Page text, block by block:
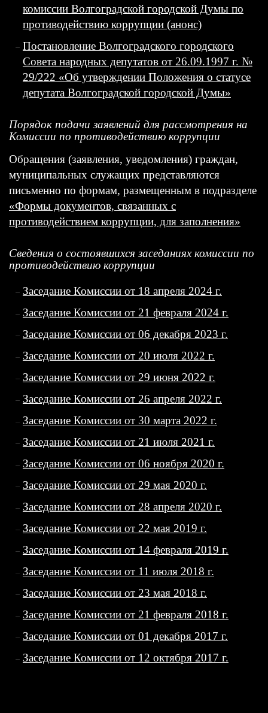
комиссии Волгоградской городской Думы по
противодействию коррупции (анонс)
Постановление Волгоградского городского
Совета народных депутатов от 26.09.1997 г. №
29/222 «Об утверждении Положения о статусе
депутата Волгоградской городской Думы»
Порядок подачи заявлений для рассмотрения на
Комиссии по противодействию коррупции
Обращения (заявления, уведомления) граждан,
муниципальных служащих представляются
письменно по формам, размещенным в подразделе
«Формы документов, связанных с
противодействием коррупции, для заполнения»
Сведения о состоявшихся заседаниях комиссии по
противодействию коррупции
Заседание Комиссии от 18 апреля 2024 г.
Заседание Комиссии от 21 февраля 2024 г.
Заседание Комиссии от 06 декабря 2023 г.
Заседание Комиссии от 20 июля 2022 г.
Заседание Комиссии от 29 июня 2022 г.
Заседание Комиссии от 26 апреля 2022 г.
Заседание Комиссии от 30 марта 2022 г.
Заседание Комиссии от 21 июля 2021 г.
Заседание Комиссии от 06 ноября 2020 г.
Заседание Комиссии от 29 мая 2020 г.
Заседание Комиссии от 28 апреля 2020 г.
Заседание Комиссии от 22 мая 2019 г.
Заседание Комиссии от 14 февраля 2019 г.
Заседание Комиссии от 11 июля 2018 г.
Заседание Комиссии от 23 мая 2018 г.
Заседание Комиссии от 21 февраля 2018 г.
Заседание Комиссии от 01 декабря 2017 г.
Заседание Комиссии от 12 октября 2017 г.